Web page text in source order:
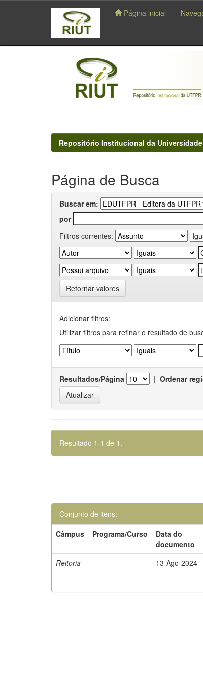
navigation
Página inicial
Repositório Institucional da
Página de Busca
Buscar em:
por
Filtros correntes:
Retornar valores
Adicionar filtros:
Utilizar filtros para refinar o resultado de
Resultados/Página | Ordenar
Resultado 1-1 de 1.
Conjunto de itens:
Câmpus
Programa/Curso
Data do
documento
Reitoria - 13-Ago-2024